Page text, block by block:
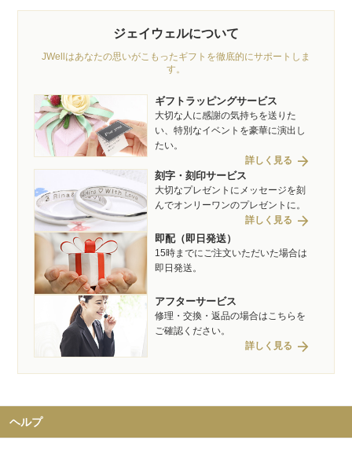
ジェイウェルについて
JWellはあなたの思いがこもったギフトを徹底的にサポートしま
す。
ギフトラッピングサービス
大切な人に感謝の気持ちを送りた
い、特別なイベントを豪華に演出し
たい。
詳しく見る arrow_forward
刻字・刻印サービス
大切なプレゼントにメッセージを刻
んでオンリーワンのプレゼントに。
詳しく見る arrow_forward
即配（即日発送）
15時までにご注文いただいた場合は
即日発送。
アフターサービス
修理・交換・返品の場合はこちらを
ご確認ください。
詳しく見る arrow_forward
ヘルプ